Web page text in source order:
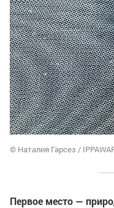
© Наталия Гарсез /
Первое место —